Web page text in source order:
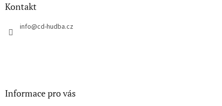
Kontakt
info@cd-hudba.cz
Informace pro vás